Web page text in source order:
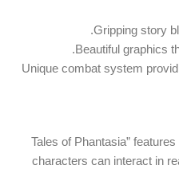
– Unique combat system
“Tales of Phantasia”
characters can interact in